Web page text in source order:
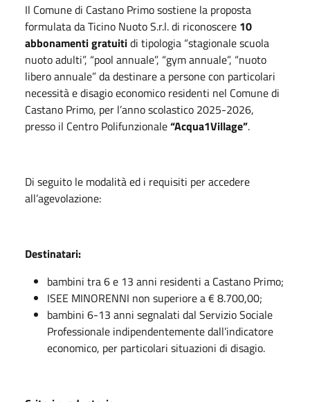
Il Comune di Castano Primo sostiene la proposta
formulata da Ticino Nuoto S.r.l. di riconoscere 10
abbonamenti gratuitidi tipologia “stagionale scuola
nuoto adulti”, “pool annuale”, “gym annuale”, “nuoto
libero annuale” da destinare a persone con particolari
necessità e disagio economico residenti nel Comune di
Castano Primo, per l’anno scolastico 2025-2026,
presso il Centro Polifunzionale“Acqua1Village”.
Di seguito le modalità ed i requisiti per accedere
all’agevolazione:
Destinatari:
bambini tra 6 e 13 anni residenti a Castano Primo;
ISEE MINORENNI non superiore a € 8.700,00;
bambini 6-13 anni segnalati dal Servizio Sociale
Professionale indipendentemente dall’indicatore
economico, per particolari situazioni di disagio.